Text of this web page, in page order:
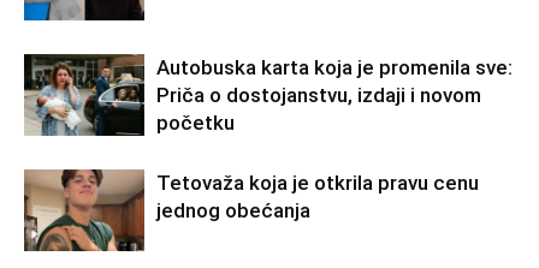
Autobuska karta koja je promenila sve:
Priča o dostojanstvu, izdaji i novom
početku
Tetovaža koja je otkrila pravu cenu
jednog obećanja